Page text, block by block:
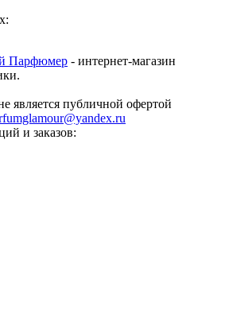
Парфюмер - интернет-магазин
является публичной офертой
и заказов: